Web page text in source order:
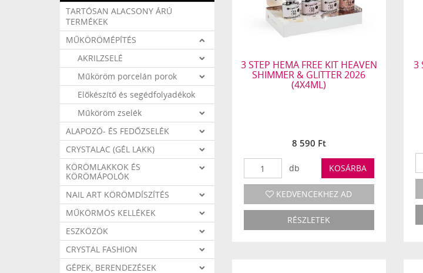
TARTÓSAN ALACSONY ÁRÚ
TERMÉKEK
MŰKÖRÖMÉPÍTÉS
AKRILZSELÉ
Műköröm porcelán porok
Előkészítő és segédfolyadékok
Műköröm zselék
ALAPOZÓ- ÉS FEDŐZSELÉK
CRYSTALAC (GÉL LAKK)
KÖRÖMLAKKOK ÉS
KÖRÖMÁPOLÓK
NAIL ART KÖRÖMDÍSZÍTÉS
MŰKÖRMÖS KELLÉKEK
ESZKÖZÖK
CRYSTAL FASHION
GÉPEK, BERENDEZÉSEK
3 STEP HEMA FREE KIT HEAVEN
SHIMMER & GLITTER 2026
(4X4ML)
8 590 Ft
db KOSÁRBA
KEDVENCEKHEZ AD
RÉSZLETEK
3